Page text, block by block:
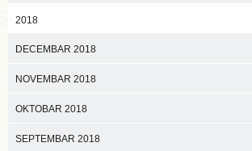
2018
DECEMBAR 2018
NOVEMBAR 2018
OKTOBAR 2018
SEPTEMBAR 2018